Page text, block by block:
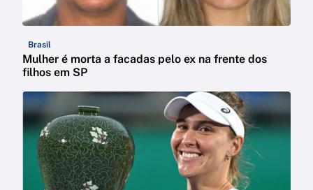
Brasil
Mulher é morta a facadas pelo ex na frente dos
filhos em SP